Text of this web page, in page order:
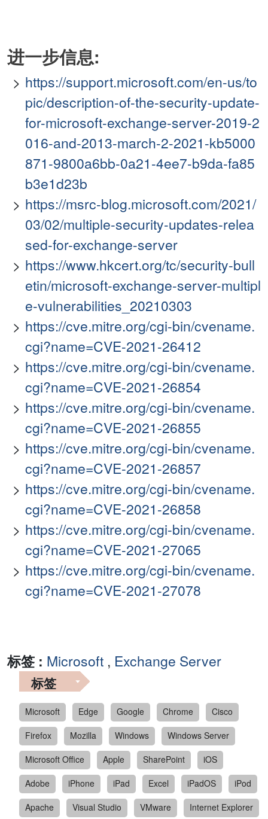
进一步信息:
https://support.microsoft.com/en-us/to
pic/description-of-the-security-update-
for-microsoft-exchange-server-2019-2
016-and-2013-march-2-2021-kb5000
871-9800a6bb-0a21-4ee7-b9da-fa85
b3e1d23b
https://msrc-blog.microsoft.com/2021/
03/02/multiple-security-updates-relea
sed-for-exchange-server
https://www.hkcert.org/tc/security-bull
etin/microsoft-exchange-server-multipl
e-vulnerabilities_20210303
https://cve.mitre.org/cgi-bin/cvename.
cgi?name=CVE-2021-26412
https://cve.mitre.org/cgi-bin/cvename.
cgi?name=CVE-2021-26854
https://cve.mitre.org/cgi-bin/cvename.
cgi?name=CVE-2021-26855
https://cve.mitre.org/cgi-bin/cvename.
cgi?name=CVE-2021-26857
https://cve.mitre.org/cgi-bin/cvename.
cgi?name=CVE-2021-26858
https://cve.mitre.org/cgi-bin/cvename.
cgi?name=CVE-2021-27065
https://cve.mitre.org/cgi-bin/cvename.
cgi?name=CVE-2021-27078
标签 : Microsoft , Exchange Server
标签
Microsoft Edge Google Chrome
Cisco
Firefox
Mozilla Windows
Windows Server
Microsoft Office
Apple SharePoint
iOS
Adobe
iPhone iPad Excel iPadOS
iPod
Apache
Visual Studio VMware
Internet Explorer